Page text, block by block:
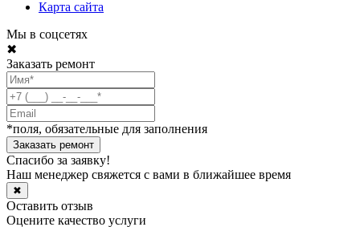
Карта сайта
Мы в соцсетях
✖
Заказать ремонт
*поля, обязательные для заполнения
Спасибо за заявку!
Наш менеджер свяжется с вами в ближайшее время
✖
Оставить отзыв
Оцените качество услуги